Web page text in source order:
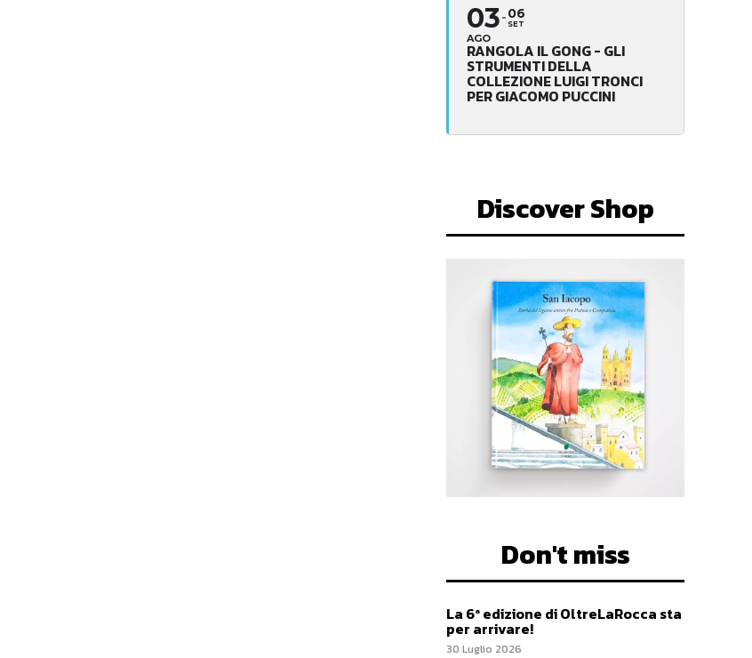
03
AGO
06
SET
RANGOLA IL GONG - GLI
STRUMENTI DELLA
COLLEZIONE LUIGI TRONCI
PER GIACOMO PUCCINI
Discover Shop
Don't miss
La 6ª edizione di OltreLaRocca sta
per arrivare!
30 Luglio 2026